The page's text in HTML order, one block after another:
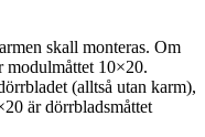
skall monteras. Om
modulmåttet 10×20.
(alltså utan karm),
är dörrbladsmåttet